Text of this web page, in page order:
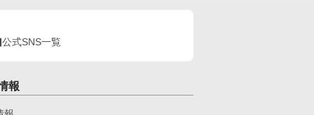
公式SNS一覧
報